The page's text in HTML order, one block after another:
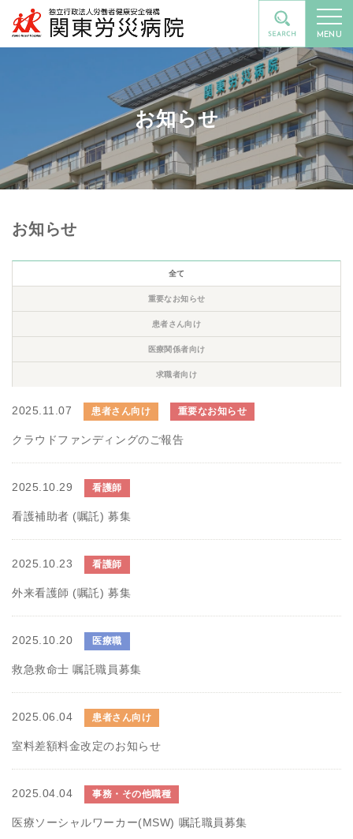
MENU
お知らせ
お知らせ
全て
重要なお知らせ
患者さん向け
医療関係者向け
求職者向け
2025.11.07 患者さん向け 重要なお知らせ
クラウドファンディングのご報告
2025.10.29 看護師
看護補助者 (嘱託) 募集
2025.10.23 看護師
外来看護師 (嘱託) 募集
2025.10.20 医療職
救急救命士 嘱託職員募集
2025.06.04 患者さん向け
室料差額料金改定のお知らせ
2025.04.04 事務・その他職種
医療ソーシャルワーカー(MSW) 嘱託職員募集